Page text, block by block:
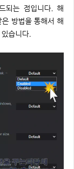
되는 점입니다. 해
방법을 통해서 해
습니다.